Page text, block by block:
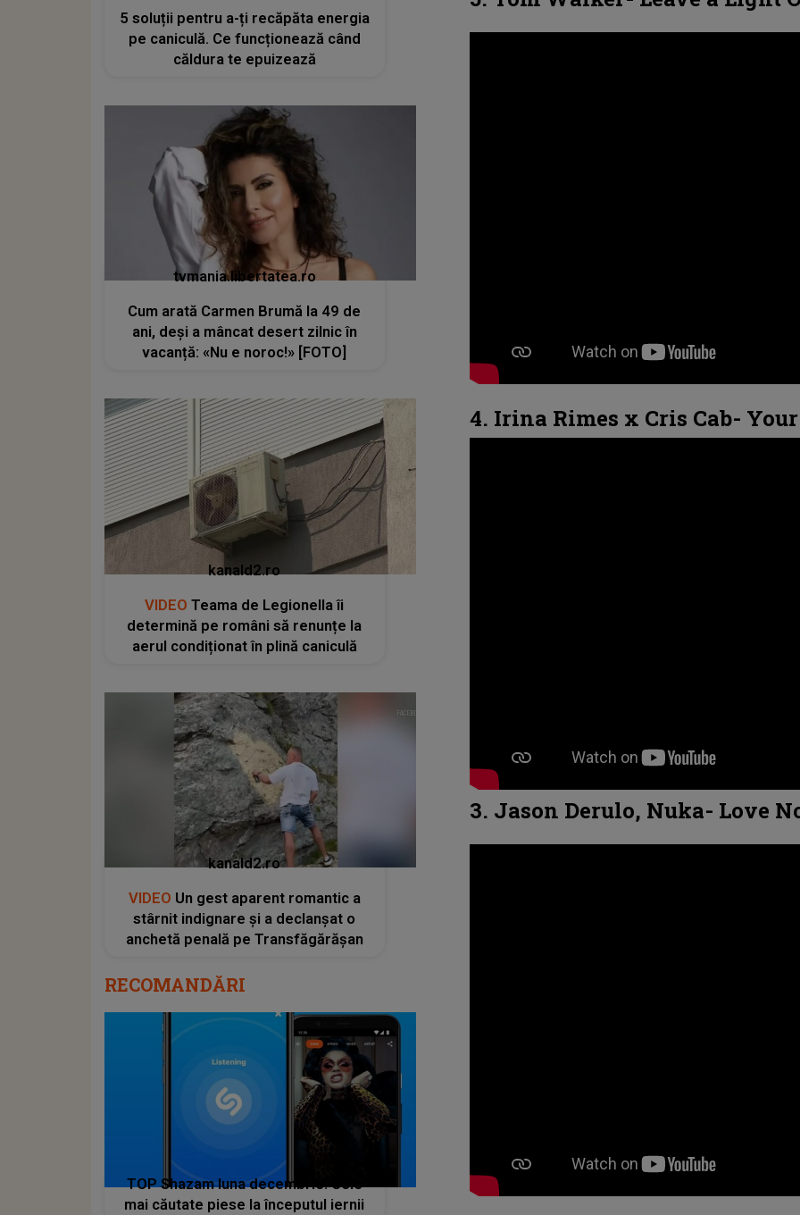
4. Irina Rimes x Cris Cab-
3. Jason Derulo, Nuka- Love
5 soluții pentru a-ți recăpăta energia
pe caniculă. Ce funcționează când
căldura te epuizează
tvmania.libertatea.ro
Cum arată Carmen Brumă la 49 de
ani, deși a mâncat desert zilnic în
vacanță: «Nu e noroc!» [FOTO]
kanald2.ro
VIDEO Teama de Legionella îi
determină pe români să renunțe la
aerul condiționat în plină caniculă
kanald2.ro
VIDEO Un gest aparent romantic a
stârnit indignare și a declanșat o
anchetă penală pe Transfăgărășan
RECOMANDĂRI
TOP Shazam luna decembrie. Cele
mai căutate piese la începutul iernii